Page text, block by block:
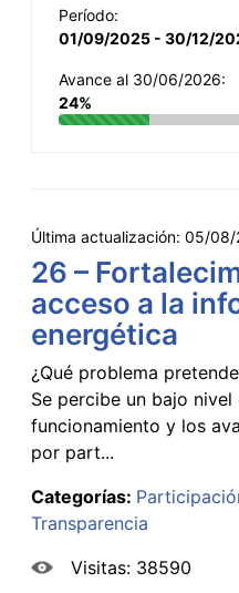
Período:
01/09/2025 - 30/12/
Avance al 30/06/2026:
24%
Última actualización: 05/08/
26 –
acceso a la
energética
¿Qué problema
Se percibe un bajo
funcionamiento y los
por part...
Categorías:
Transparencia
Visitas: 38590